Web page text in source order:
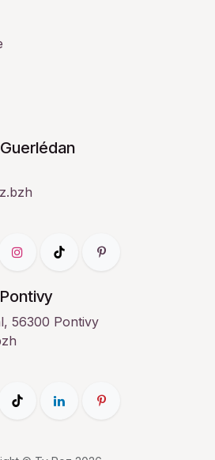
56300 Pontivy